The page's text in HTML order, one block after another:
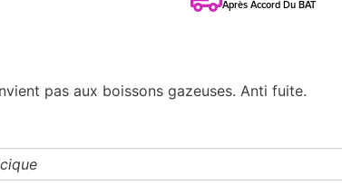
Après Accord Du BAT
pas aux boissons gazeuses. Anti fuite.